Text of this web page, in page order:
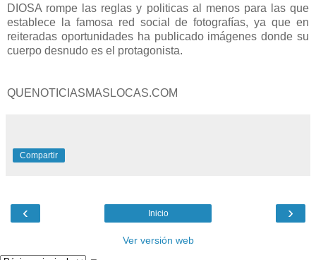
DIOSA rompe las reglas y politicas al menos para las que
establece la famosa red social de fotografías, ya que en
reiteradas oportunidades ha publicado imágenes donde su
cuerpo desnudo es el protagonista.
QUENOTICIASMASLOCAS.COM
Compartir
‹ ›
Inicio
Ver versión web